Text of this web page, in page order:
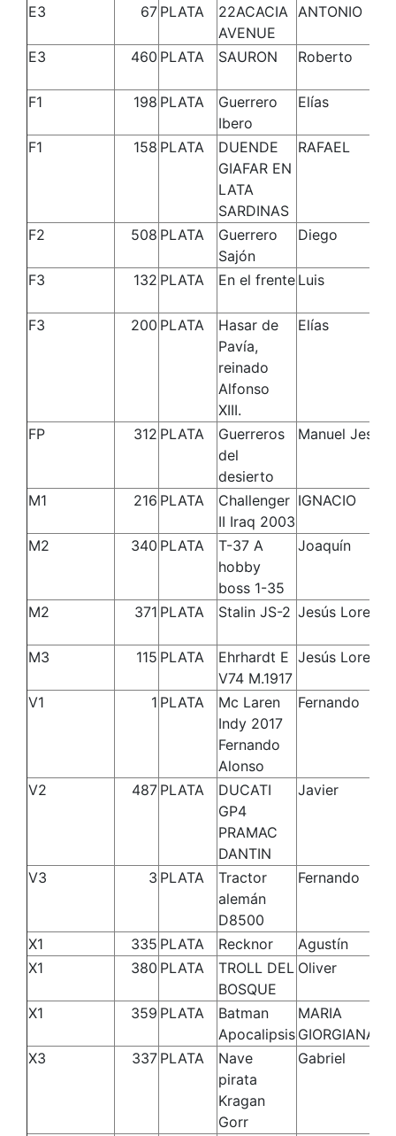
E3 67 PLATA
22ACACIA
AVENUE
ANTONIO
E3 460 PLATA SAURON Roberto
F1 198 PLATA
Guerrero
Ibero
Elías
F1 158 PLATA
DUENDE
GIAFAR EN
LATA
SARDINAS
RAFAEL
F2 508 PLATA
Guerrero
Sajón
Diego
F3 132 PLATA En el frente Luis
F3 200 PLATA
Hasar de
Pavía,
reinado
Alfonso
XIII.
Elías
FP 312 PLATA
Guerreros
del
desierto
Manuel Jesús
M1 216 PLATA
Challenger
II Iraq 2003
IGNACIO
M2 340 PLATA
T-37 A
hobby
boss 1-35
Joaquín
M2 371 PLATA Stalin JS-2 Jesús Lorenzo
M3 115 PLATA
Ehrhardt E
V74 M.1917
Jesús Lorenzo
V1 1 PLATA
Mc Laren
Indy 2017
Fernando
Alonso
Fernando
V2 487 PLATA
DUCATI
GP4
PRAMAC
DANTIN
Javier
V3 3 PLATA
Tractor
alemán
D8500
Fernando
X1 335 PLATA Recknor
Agustín
X1
380 PLATA
TROLL DEL
BOSQUE
Oliver
X1 359 PLATA
Batman
Apocalipsis
MARIA
GIORGIANA
X3
337 PLATA
Nave
pirata
Kragan
Gorr
Gabriel